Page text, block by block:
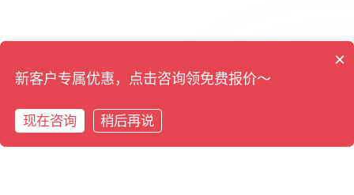
拨打电话 预约专家评估
×
新客户专属优惠，点击咨询领免费报价～
现在咨询 稍后再说
在线咨询